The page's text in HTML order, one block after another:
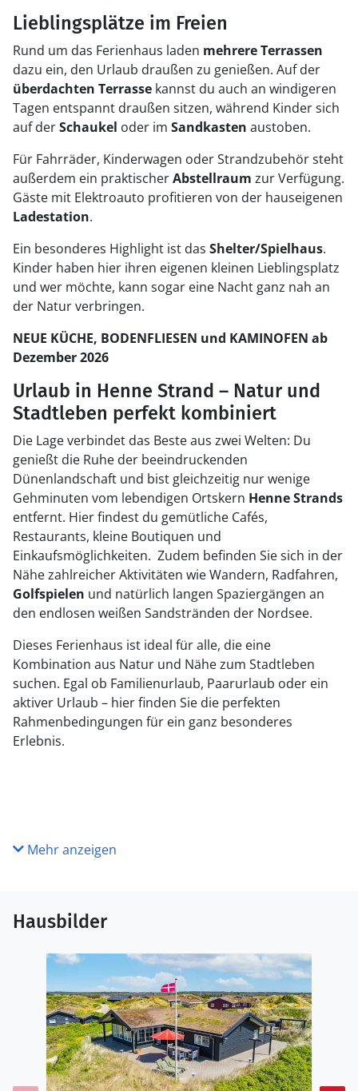
Lieblingsplätze im Freien
Rund um das Ferienhaus laden mehrere Terrassen
dazu ein, den Urlaub draußen zu genießen. Auf der
überdachten Terrasse kannst du auch an windigeren
Tagen entspannt draußen sitzen, während Kinder sich
auf derSchaukel oder im Sandkasten austoben.
Für Fahrräder, Kinderwagen oder Strandzubehör steht
außerdem ein praktischerAbstellraum zur Verfügung.
Gäste mit Elektroauto profitieren von der hauseigenen
Ladestation.
Ein besonderes Highlight ist das Shelter/Spielhaus.
Kinder haben hier ihren eigenen kleinen Lieblingsplatz
und wer möchte, kann sogar eine Nacht ganz nah an
der Natur verbringen.
NEUE KÜCHE, BODENFLIESEN und KAMINOFEN ab
Dezember 2026
Urlaub in Henne Strand – Natur und
Stadtleben perfekt kombiniert
Die Lage verbindet das Beste aus zwei Welten: Du
genießt die Ruhe der beeindruckenden
Dünenlandschaft und bist gleichzeitig nur wenige
Gehminuten vom lebendigen Ortskern Henne Strands
entfernt. Hier findest du gemütliche Cafés,
Restaurants, kleine Boutiquen und
Einkaufsmöglichkeiten. Zudem befinden Sie sich in der
Nähe zahlreicher Aktivitäten wie Wandern, Radfahren,
Golfspielen und natürlich langen Spaziergängen an
den endlosen weißen Sandstränden der Nordsee.
Dieses Ferienhaus ist ideal für alle, die eine
Kombination aus Natur und Nähe zum Stadtleben
suchen. Egal ob Familienurlaub, Paarurlaub oder ein
aktiver Urlaub – hier finden Sie die perfekten
Rahmenbedingungen für ein ganz besonderes
Erlebnis.
Mehr anzeigen
Hausbilder